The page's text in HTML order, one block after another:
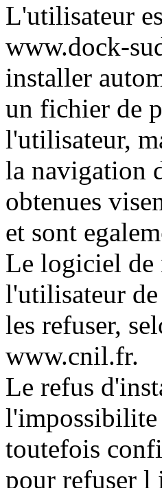
L'utilisateur
www.dock-
installer
un fichier de
l'utilisateur,
la navigation
obtenues
et sont
Le logiciel de
l'utilisateur de
les refuser,
www.cnil.fr.
Le refus
l'impossibilite
toutefois
pour refuser l